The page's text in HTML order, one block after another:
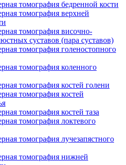
томография бедренной кости
томография верхней
томография височно-
суставов (пара суставов)
томография голеностопного
томография коленного
томография костей голени
томография костей
томография костей таза
томография локтевого
томография лучезапястного
томография нижней